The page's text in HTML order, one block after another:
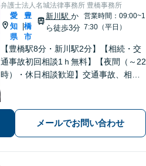
弁護士法人名城法律事務所 豊橋事務所
愛
知
県
豊
橋
市
新川駅 か
ら徒歩3分
営業時間：09:00~1
7:30（平日）
【豊橋駅8分・新川駅2分】【相続・交
通事故初回相談1ｈ無料】【夜間（～22
時）・休日相談歓迎】交通事故、相
誠心誠意取り組みます。少しでもお悩
みがあれば、お気軽にご相談くださ
い。
メールでお問い合わせ